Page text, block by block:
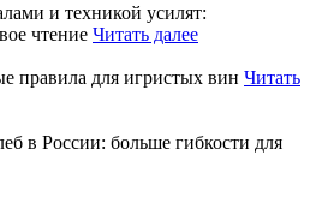
и техникой усилят:
чтение Читать далее
правила для игристых вин Читать
в России: больше гибкости для